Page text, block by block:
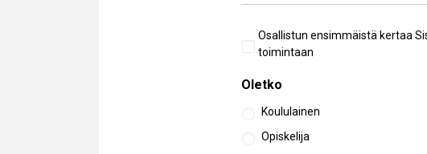
Aiempi
osallistuminen
Osallistun ensimmäistä kertaa
toimintaan
Oletko
Koululainen
Opiskelija